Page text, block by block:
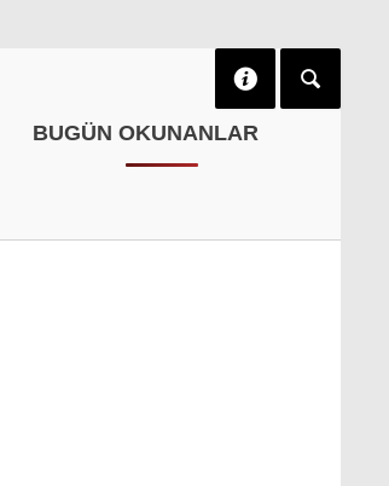
BUGÜN OKUNANLAR